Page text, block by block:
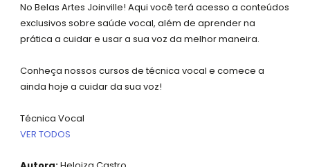
No Belas Artes Joinville! Aqui você terá acesso a conteúdos
exclusivos sobre saúde vocal, além de aprender na
prática a cuidar e usar a sua voz da melhor maneira.
Conheça nossos cursos de técnica vocal e comece a
ainda hoje a cuidar da sua voz!
Técnica Vocal
VER TODOS